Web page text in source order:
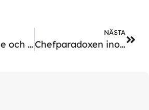
Mpya Finance och Twitch Health får hälsa att bli av
NÄSTA
Chefparadoxen inom hälsa